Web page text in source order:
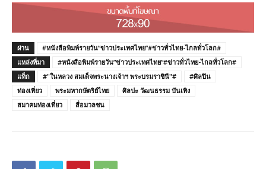
ผ่าน
#หนังสือพิมพ์รายวัน”ข่าวประเทศไทย”#ข่าวทั่วไทย-ไกลทั่วโลก#
แหล่งที่มา
#หนังสือพิมพ์รายวัน”ข่าวประเทศไทย”#ข่าวทั่วไทย-ไกลทั่วโลก#
แท็ก
#"ในหลวง สมเด็จพระนางเจ้าฯ พระบรมราชินี"#
#ศิลปิน
ท่องเที่ยว
พระมหากษัตริย์ไทย
ศิลปะ วัฒนธรรม บันเทิง
สมาคมท่องเที่ยว
สื่อมวลชน